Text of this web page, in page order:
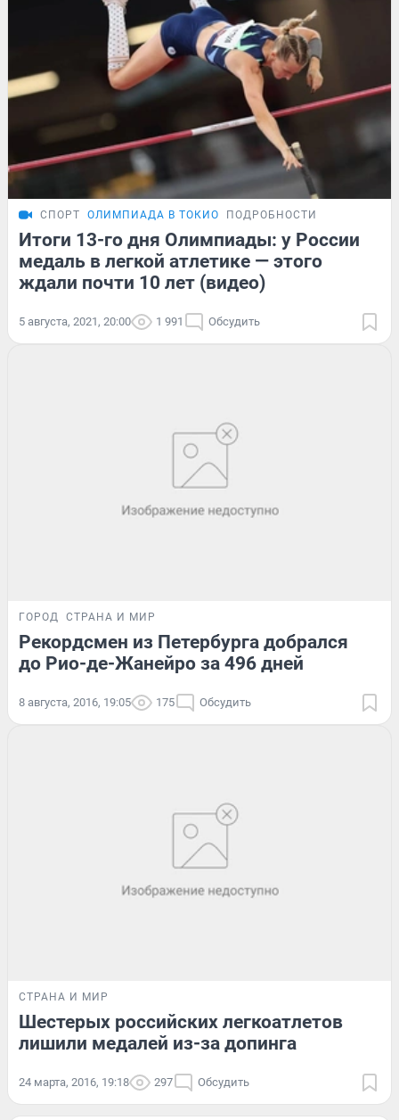
СПОРТ ОЛИМПИАДА В ТОКИО ПОДРОБНОСТИ
Итоги 13-го дня Олимпиады: у России
медаль в легкой атлетике — этого
ждали почти 10 лет (видео)
5 августа, 2021, 20:00 1 991 Обсудить
ГОРОД СТРАНА И МИР
Рекордсмен из Петербурга добрался
до Рио-де-Жанейро за 496 дней
8 августа, 2016, 19:05 175 Обсудить
СТРАНА И МИР
Шестерых российских легкоатлетов
лишили медалей из-за допинга
24 марта, 2016, 19:18 297 Обсудить